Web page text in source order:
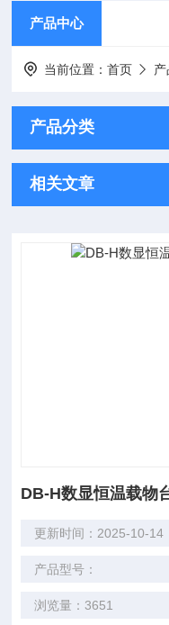
产品中心
当前位置：首页
产品分类
相关文章
DB-H数显恒温载物
更新时间：2025-10-14
产品型号：
浏览量：3651